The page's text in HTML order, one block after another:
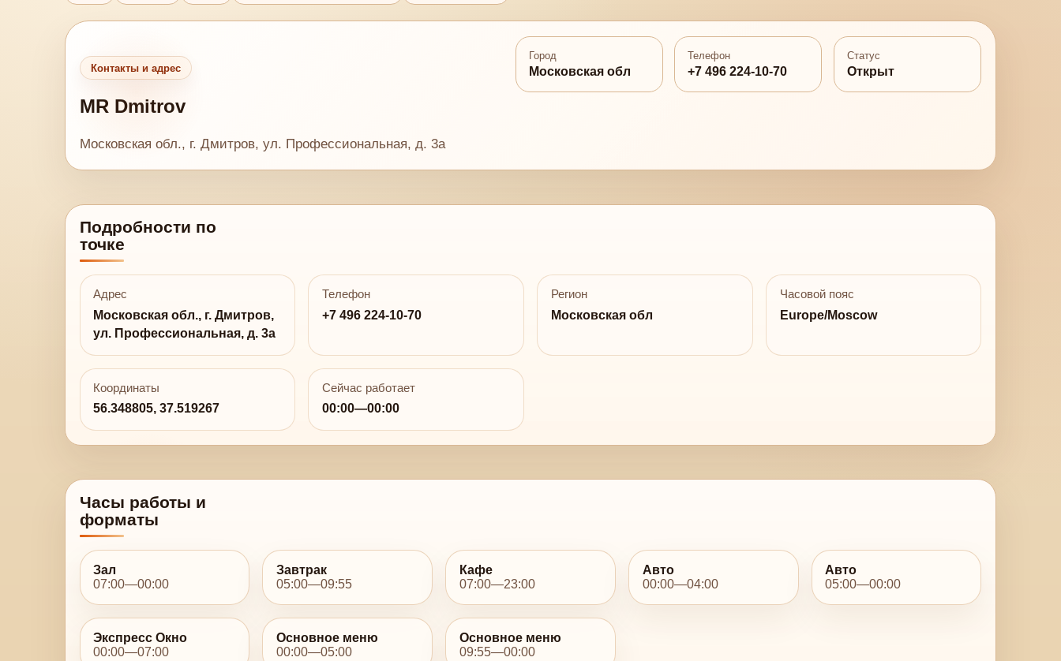
Контакты и адрес
MR Dmitrov
Московская обл., г. Дмитров, ул. Профессиональная, д. 3а
Город
Московская обл
Телефон
+7 496 224-10-70
Статус
Открыт
Подробности по
точке
Адрес
Московская обл., г. Дмитров,
ул. Профессиональная, д. 3а
Телефон
+7 496 224-10-70
Регион
Московская обл
Часовой пояс
Europe/Moscow
Координаты
56.348805, 37.519267
Сейчас работает
00:00—00:00
Часы работы и
форматы
Зал
07:00—00:00
Завтрак
05:00—09:55
Кафе
07:00—23:00
Авто
00:00—04:00
Авто
05:00—00:00
Экспресс Окно
00:00—07:00
Основное меню
00:00—05:00
Основное меню
09:55—00:00